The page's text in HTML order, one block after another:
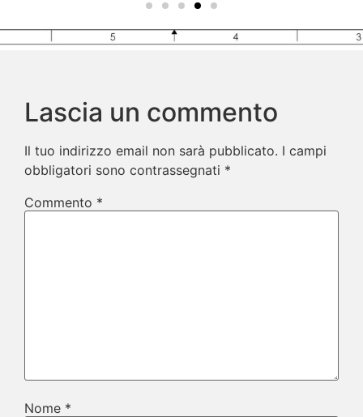
Lascia un commento
Il tuo indirizzo email non sarà pubblicato. I campi
obbligatori sono contrassegnati *
Commento *
Nome *